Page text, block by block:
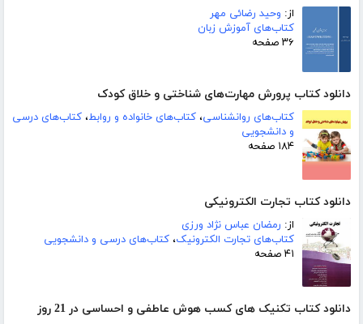
از: وحید رضائی مهر
کتاب‌های آموزش زبان
۳۶ صفحه
دانلود کتاب پرورش مهارت‌های شناختی و خلاق کودک
کتاب‌های روانشناسی، کتاب‌های خانواده و روابط، کتاب‌های درسی
و دانشجویی
۱۸۴ صفحه
دانلود کتاب تجارت الکترونیکی
از: رمضان عباس نژاد ورزی
کتاب‌های تجارت الکترونیک، کتاب‌های درسی و دانشجویی
۴۱ صفحه
دانلود کتاب تکنیک های کسب هوش عاطفی و احساسی در 21 روز